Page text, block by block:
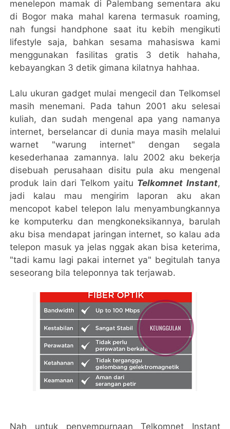
menelepon mamak di Palembang sementara aku
di Bogor maka mahal karena termasuk roaming,
nah fungsi handphone saat itu kebih mengikuti
lifestyle saja, bahkan sesama mahasiswa kami
menggunakan fasilitas gratis 3 detik hahaha,
kebayangkan 3 detik gimana kilatnya hahhaa.
Lalu ukuran gadget mulai mengecil dan Telkomsel
masih menemani. Pada tahun 2001 aku selesai
kuliah, dan sudah mengenal apa yang namanya
internet, berselancar di dunia maya masih melalui
warnet "warung internet" dengan segala
kesederhanaa zamannya. lalu 2002 aku bekerja
disebuah perusahaan disitu pula aku mengenal
produk lain dari Telkom yaitu Telkomnet Instant,
jadi kalau mau mengirim laporan aku akan
mencopot kabel telepon lalu menyambungkannya
ke komputerku dan mengkoneksikannya, barulah
aku bisa mendapat jaringan internet, so kalau ada
telepon masuk ya jelas nggak akan bisa keterima,
"tadi kamu lagi pakai internet ya" begitulah tanya
seseorang bila teleponnya tak terjawab.
Nah untuk penyempurnaan Telkomnet Instant